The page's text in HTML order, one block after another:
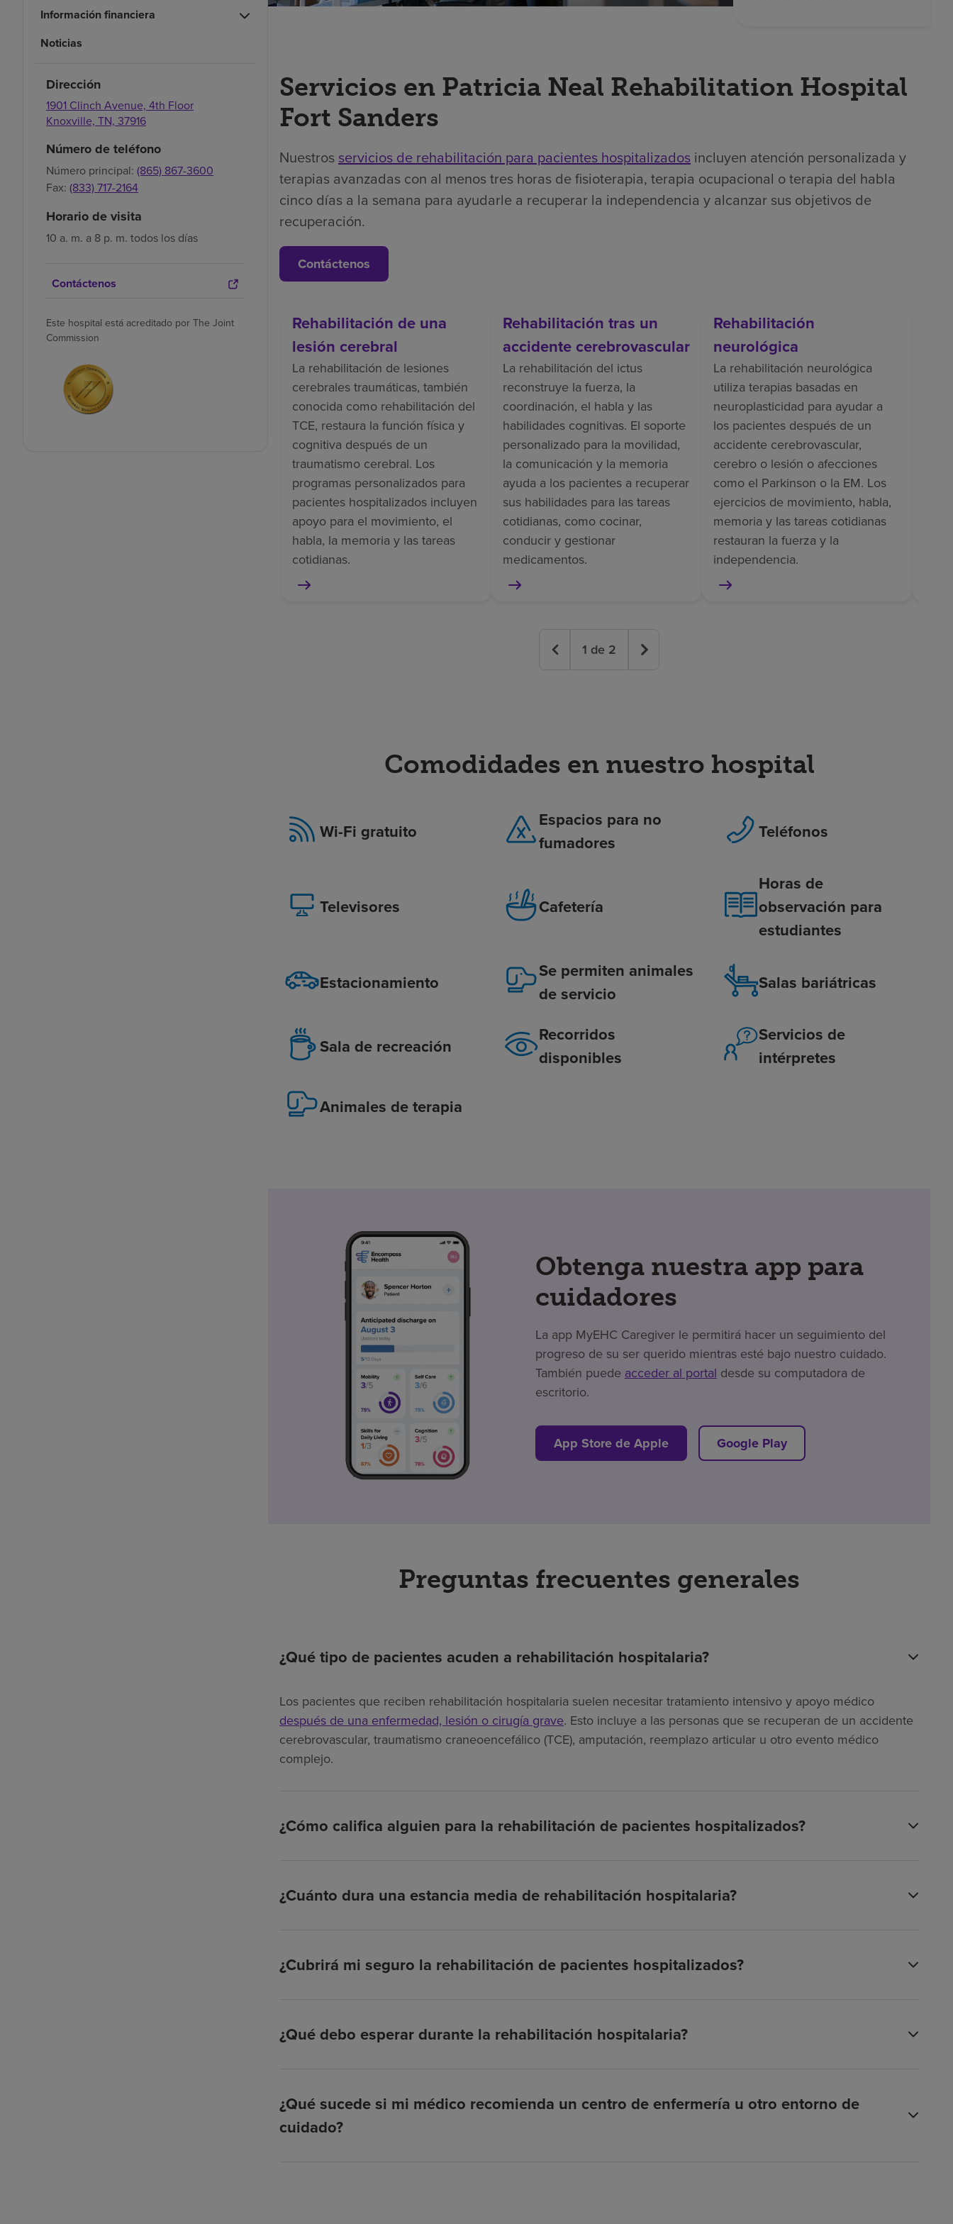
Información financiera
Noticias
Dirección
1901 Clinch Avenue, 4th Floor
Knoxville, TN, 37916
Número de teléfono
Número principal: (865) 867-3600
Fax: (833) 717-2164
Horario de visita
10 a. m. a 8 p. m. todos los días
Contáctenos
Este hospital está acreditado por The Joint
Commission
Servicios en Patricia Neal Rehabilitation Hospital
Fort Sanders
Nuestros servicios de rehabilitación para pacientes hospitalizados incluyen atención personalizada y
terapias avanzadas con al menos tres horas de fisioterapia, terapia ocupacional o terapia del habla
cinco días a la semana para ayudarle a recuperar la independencia y alcanzar sus objetivos de
recuperación.
Contáctenos
Rehabilitación de una
lesión cerebral
La rehabilitación de lesiones
cerebrales traumáticas, también
conocida como rehabilitación del
TCE, restaura la función física y
cognitiva después de un
traumatismo cerebral. Los
programas personalizados para
pacientes hospitalizados incluyen
apoyo para el movimiento, el
habla, la memoria y las tareas
cotidianas.
Rehabilitación tras un
accidente cerebrovascular
La rehabilitación del ictus
reconstruye la fuerza, la
coordinación, el habla y las
habilidades cognitivas. El soporte
personalizado para la movilidad,
la comunicación y la memoria
ayuda a los pacientes a recuperar
sus habilidades para las tareas
cotidianas, como cocinar,
conducir y gestionar
medicamentos.
Rehabilitación
neurológica
La rehabilitación neurológica
utiliza terapias basadas en
neuroplasticidad para ayudar a
los pacientes después de un
accidente cerebrovascular,
cerebro o lesión o afecciones
como el Parkinson o la EM. Los
ejercicios de movimiento, habla,
memoria y las tareas cotidianas
restauran la fuerza y la
independencia.
1 de 2
Comodidades en nuestro hospital
Wi-Fi gratuito
Espacios para no
fumadores
Teléfonos
Televisores Cafetería
Horas de
observación para
estudiantes
Estacionamiento
Se permiten animales
de servicio
Salas bariátricas
Sala de recreación
Recorridos
disponibles
Servicios de
intérpretes
Animales de terapia
Obtenga nuestra app para
cuidadores
La app MyEHC Caregiver le permitirá hacer un seguimiento del
progreso de su ser querido mientras esté bajo nuestro cuidado.
También puede acceder al portal desde su computadora de
escritorio.
App Store de Apple Google Play
Preguntas frecuentes generales
¿Qué tipo de pacientes acuden a rehabilitación hospitalaria?
Los pacientes que reciben rehabilitación hospitalaria suelen necesitar tratamiento intensivo y apoyo médico
después de una enfermedad, lesión o cirugía grave. Esto incluye a las personas que se recuperan de un accidente
cerebrovascular, traumatismo craneoencefálico (TCE), amputación, reemplazo articular u otro evento médico
complejo.
¿Cómo califica alguien para la rehabilitación de pacientes hospitalizados?
¿Cuánto dura una estancia media de rehabilitación hospitalaria?
¿Cubrirá mi seguro la rehabilitación de pacientes hospitalizados?
¿Qué debo esperar durante la rehabilitación hospitalaria?
¿Qué sucede si mi médico recomienda un centro de enfermería u otro entorno de
cuidado?